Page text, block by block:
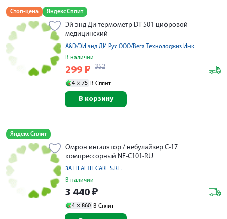
Стоп-цена Яндекс Сплит
Эй энд Ди термометр DT-501 цифровой
медицинский
A&D/ЭЙ энд ДИ Рус ООО/Вега Технолоджиз Инк
В наличии
299 ₽ 352
4 × 75 В Сплит
В корзину
Яндекс Сплит
Омрон ингалятор / небулайзер С-17
компрессорный NE-C101-RU
3A HEALTH CARE S.R.L.
В наличии
3 440 ₽
4 × 860 В Сплит